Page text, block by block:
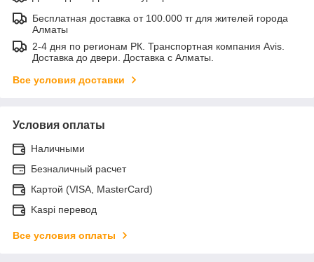
Бесплатная доставка от 100.000 тг для жителей города
Алматы
2-4 дня по регионам РК. Транспортная компания Avis.
Доставка до двери. Доставка с Алматы.
Все условия доставки
Условия оплаты
Наличными
Безналичный расчет
Картой (VISA, MasterCard)
Kaspi перевод
Все условия оплаты